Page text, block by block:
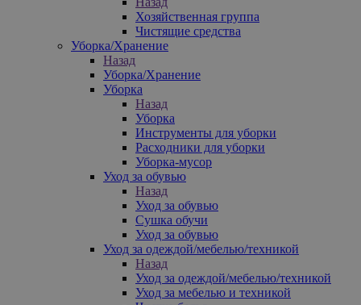
Хозяйственная группа
Чистящие средства
Уборка/Хранение
Назад
Уборка/Хранение
Уборка
Назад
Уборка
Инструменты для уборки
Расходники для уборки
Уборка-мусор
Уход за обувью
Назад
Уход за обувью
Сушка обучи
Уход за обувью
Уход за одеждой/мебелью/техникой
Назад
Уход за одеждой/мебелью/техникой
Уход за мебелью и техникой